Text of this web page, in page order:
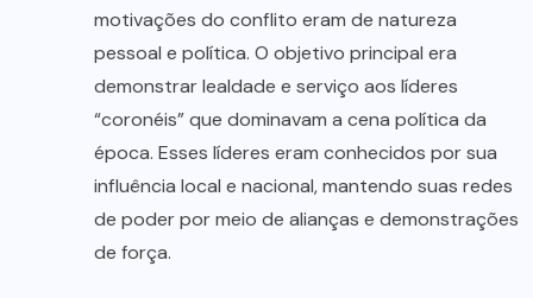
motivações do conflito eram de natureza
pessoal e política. O objetivo principal era
demonstrar lealdade e serviço aos líderes
“coronéis” que dominavam a cena política da
época. Esses líderes eram conhecidos por sua
influência local e nacional, mantendo suas redes
de poder por meio de alianças e demonstrações
de força.